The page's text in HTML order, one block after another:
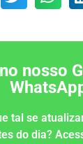
nosso
tal se
do dia?